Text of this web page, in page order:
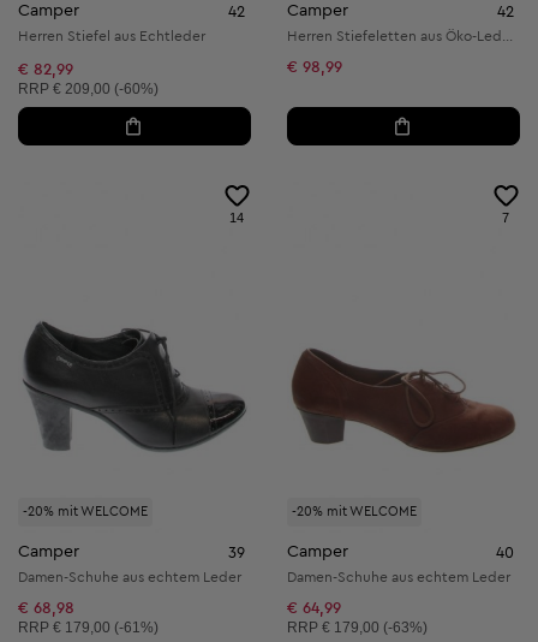
Camper 42
Herren Stiefel aus Echtleder
€ 82,99
Unverbindliche Preisempfehlung:
RRP € 209,00 (-60%)
Camper 42
€ 98,99
-20% mit WELCOME
14
Camper 39
Damen-Schuhe aus echtem Leder
€ 68,98
Unverbindliche Preisempfehlung:
RRP € 179,00 (-61%)
-20% mit WELCOME
7
Camper 40
Damen-Schuhe aus echtem Leder
€ 64,99
Unverbindliche Preisempfehlung:
RRP € 179,00 (-63%)